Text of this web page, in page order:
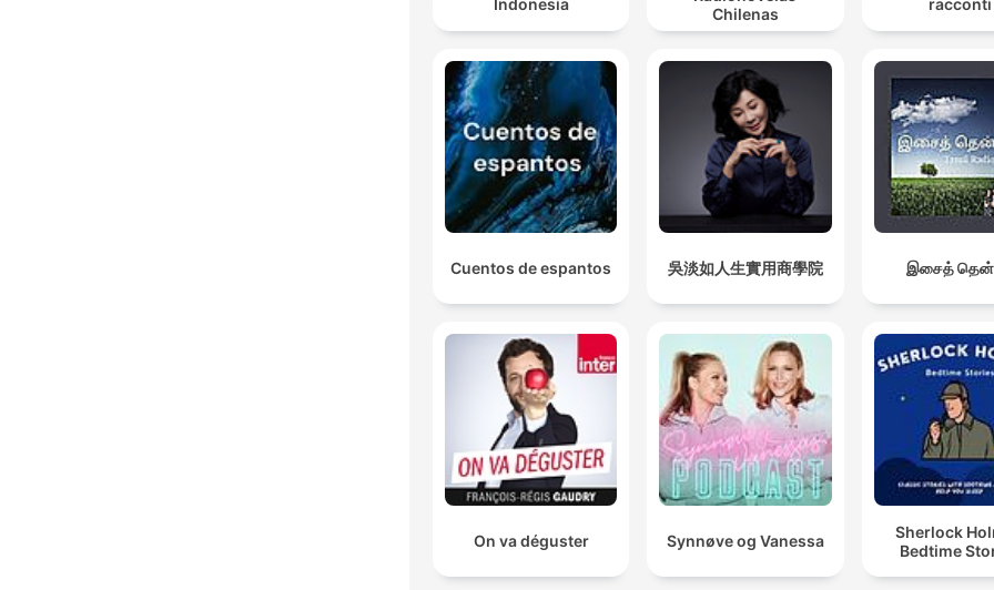
Indonesia
Chilenas
racconti
Cuentos de espantos 吳淡如人生實用商學院 இசைத்
On va déguster Synnøve og Vanessa
Sherlock
Bedtime